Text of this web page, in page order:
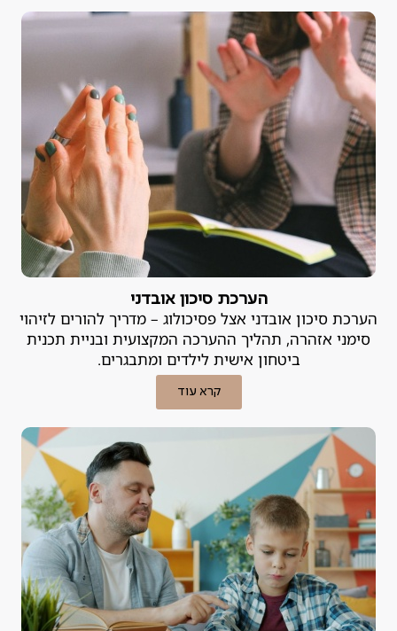
הערכת סיכון אובדני
הערכת סיכון אובדני אצל פסיכולוג – מדריך להורים לזיהוי
סימני אזהרה, תהליך ההערכה המקצועית ובניית תכנית
ביטחון אישית לילדים ומתבגרים.
קרא עוד